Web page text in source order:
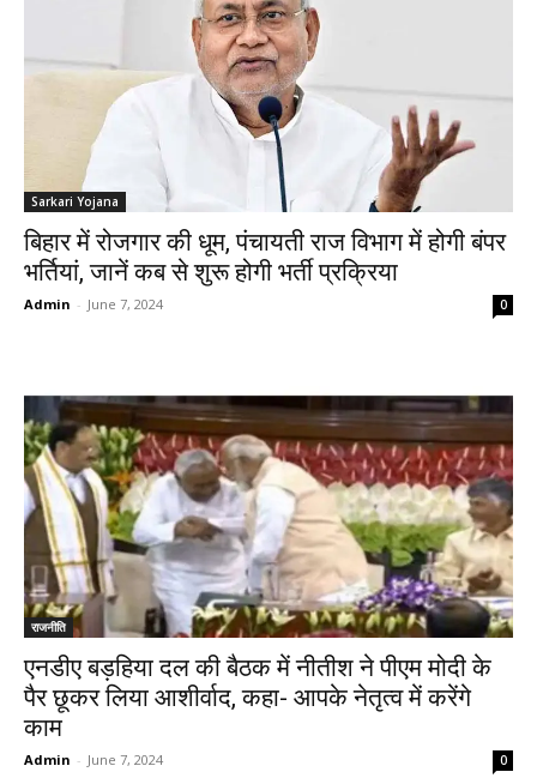
Sarkari Yojana
बिहार में रोजगार की धूम, पंचायती राज विभाग में होगी बंपर
भर्तियां, जानें कब से शुरू होगी भर्ती प्रक्रिया
Admin - June 7, 2024 0
राजनीति
एनडीए बड़हिया दल की बैठक में नीतीश ने पीएम मोदी के
पैर छूकर लिया आशीर्वाद, कहा- आपके नेतृत्व में करेंगे
काम
Admin - June 7, 2024 0